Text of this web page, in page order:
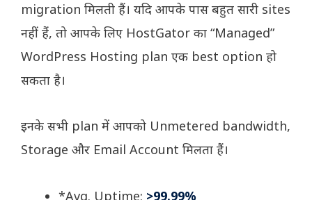
migration मिलती हैं। यदि आपके पास बहुत सारी sites
नहीं हैं, तो आपके लिए HostGator का “Managed”
WordPress Hosting plan एक best option हो
सकता है।
इनके सभी plan में आपको Unmetered bandwidth,
Storage और Email Account मिलता हैं।
*Avg. Uptime: >99.99%